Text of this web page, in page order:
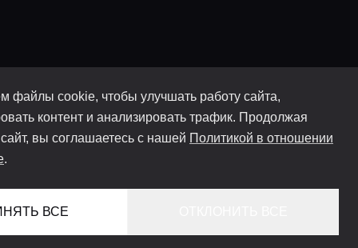
файлы cookie, чтобы улучшать работу сайта,
контент и анализировать трафик. Продолжая
вы соглашаетесь с нашей Политикой в отношении
.
ВСЕ